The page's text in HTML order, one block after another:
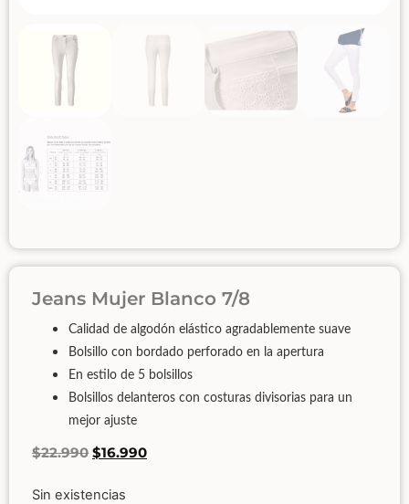
Jeans Mujer Blanco 7/8
Calidad de algodón elástico agradablemente suave
Bolsillo con bordado perforado en la apertura
En estilo de 5 bolsillos
Bolsillos delanteros con costuras divisorias para un
mejor ajuste
$22.990 $16.990
Sin existencias